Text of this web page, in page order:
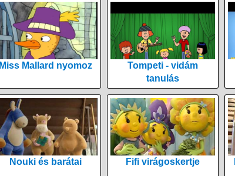
Miss Mallard nyomoz
Tompeti - vidám
tanulás
Nouki és barátai Fifi virágoskertje